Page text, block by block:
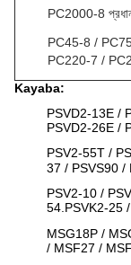
PC2000-8
PC45-8 /
PC220-7 /
Kayaba:
PSVD2-13E /
PSVD2-26E /
PSV2-55T /
37 / PSVS90 /
PSV2-10 /
54.PSVK2-25 /
MSG18P /
/ MSF27 /